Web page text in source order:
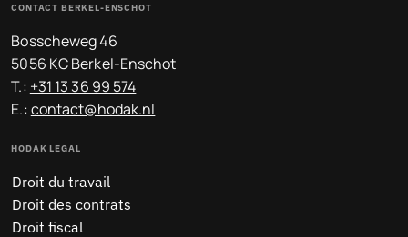
CONTACT BERKEL-ENSCHOT
Bosscheweg 46
5056 KC Berkel-Enschot
T.: +31 13 36 99 574
E.:contact@hodak.nl
HODAK LEGAL
Droit du travail
Droit des contrats
Droit fiscal